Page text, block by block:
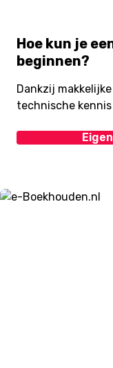
Hoe kun je
beginnen?
Dankzij
technische